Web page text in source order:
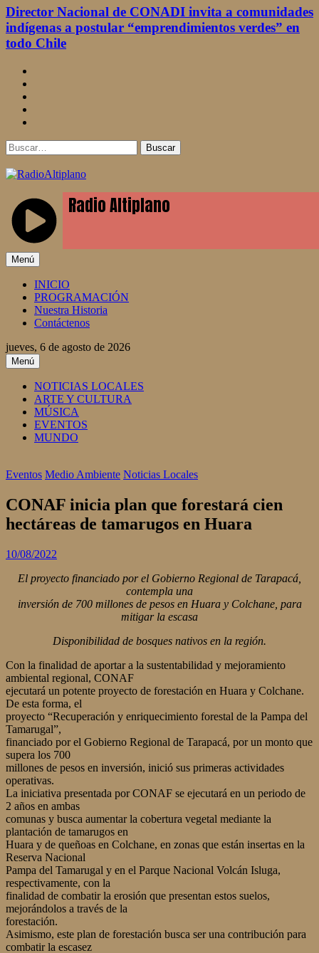
Director Nacional de CONADI invita a comunidades
indígenas a postular “emprendimientos verdes” en
todo Chile
Buscar
RadioAltiplano
Menú
INICIO
PROGRAMACIÓN
Nuestra Historia
Contáctenos
jueves, 6 de agosto de 2026
Menú
NOTICIAS LOCALES
ARTE Y CULTURA
MÚSICA
EVENTOS
MUNDO
Eventos Medio Ambiente Noticias Locales
CONAF inicia plan que forestará cien
hectáreas de tamarugos en Huara
10/08/2022
El proyecto financiado por el Gobierno Regional de Tarapacá,
contempla una
inversión de 700 millones de pesos en Huara y Colchane, para
mitigar la escasa
Disponibilidad de bosques nativos en la región.
Con la finalidad de aportar a la sustentabilidad y mejoramiento
ambiental regional, CONAF
ejecutará un potente proyecto de forestación en Huara y Colchane.
De esta forma, el
proyecto “Recuperación y enriquecimiento forestal de la Pampa del
Tamarugal”,
financiado por el Gobierno Regional de Tarapacá, por un monto que
supera los 700
millones de pesos en inversión, inició sus primeras actividades
operativas.
La iniciativa presentada por CONAF se ejecutará en un periodo de
2 años en ambas
comunas y busca aumentar la cobertura vegetal mediante la
plantación de tamarugos en
Huara y de queñoas en Colchane, en zonas que están insertas en la
Reserva Nacional
Pampa del Tamarugal y en el Parque Nacional Volcán Isluga,
respectivamente, con la
finalidad de combatir la erosión que presentan estos suelos,
mejorándolos a través de la
forestación.
Asimismo, este plan de forestación busca ser una contribución para
combatir la escasez